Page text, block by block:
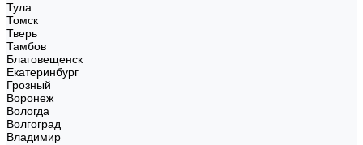
Тула
Томск
Тверь
Тамбов
Благовещенск
Екатеринбург
Грозный
Воронеж
Вологда
Волгоград
Владимир